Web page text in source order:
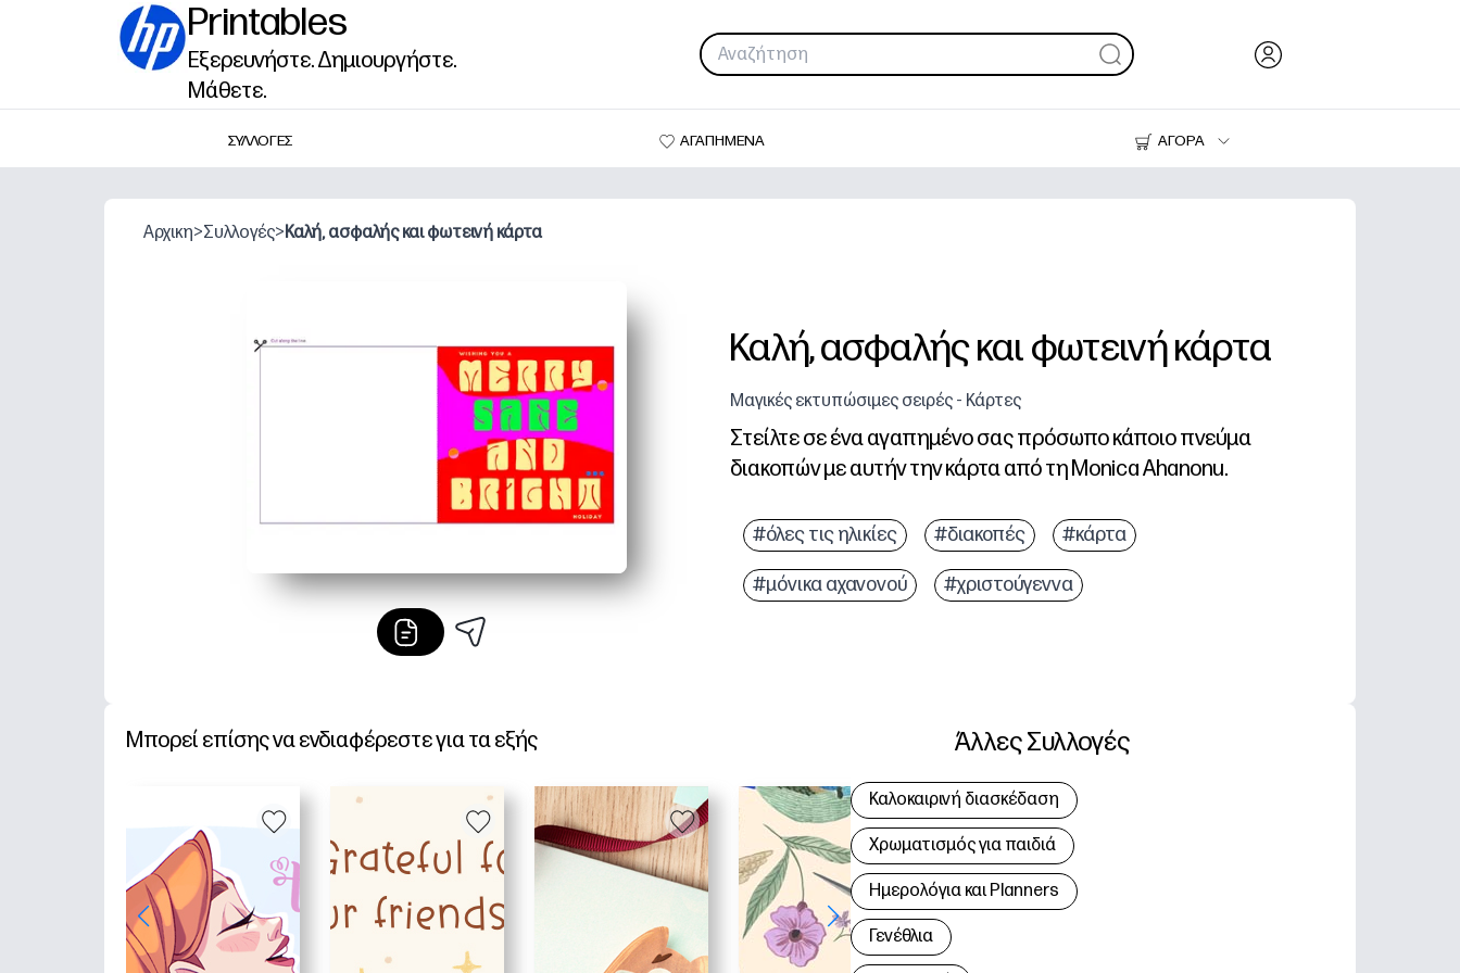
Printables
Εξερευνήστε. Δημιουργήστε.
Μάθετε.
ΣΥΛΛΟΓΕΣ ΑΓΑΠΗΜΕΝΑ
ΑΓΟΡΑ
Εκτυπωτές
Αρχικη>Συλλογές>Καλή, ασφαλής και φωτεινή κάρτα
Καλή, ασφαλής και φωτεινή κάρτα
Μαγικές εκτυπώσιμες σειρές - Κάρτες
Στείλτε σε ένα αγαπημένο σας πρόσωπο κάποιο πνεύμα
διακοπών με αυτήν την κάρτα από τη Monica Ahanonu.
#όλες τις ηλικίες #διακοπές #κάρτα
#μόνικα αχανονού #χριστούγεννα
Μπορεί επίσης να ενδιαφέρεστε για τα εξής Άλλες Συλλογές
Καλοκαιρινή διασκέδαση
Χρωματισμός για παιδιά
Hμερολόγια και Planners
Γενέθλια